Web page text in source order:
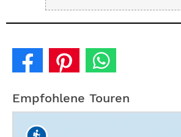
Empfohlene Touren